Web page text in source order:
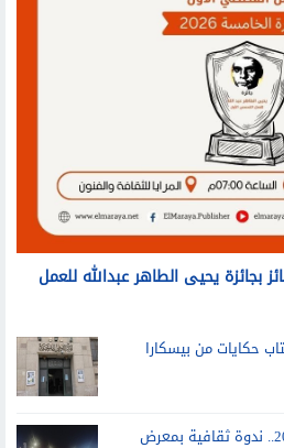
بجائزة يحيى الطاهر عبدالله للعمل
حكايات من بيسكارا